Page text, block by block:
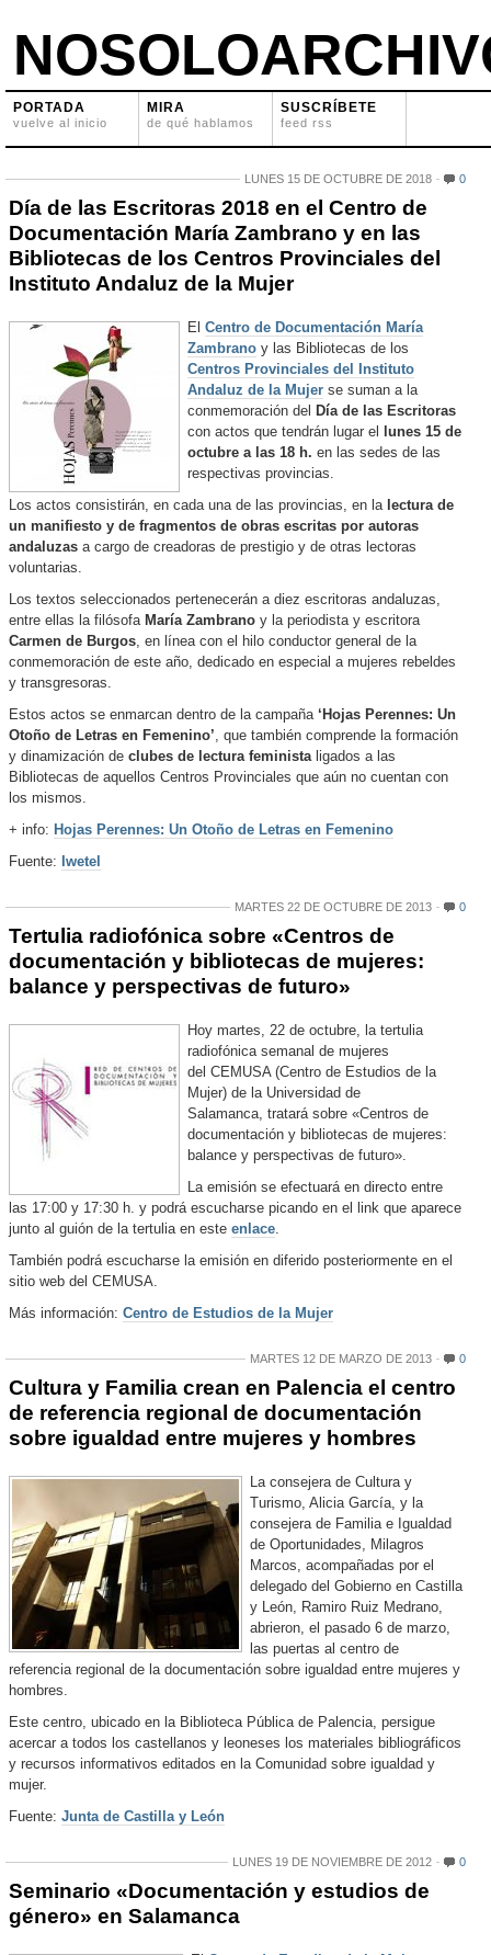
PORTADA
vuelve al inicio
MIRA
de qué hablamos
SUSCRÍBETE
feed rss
LUNES 15 DE OCTUBRE DE 2018 0
Día de las Escritoras 2018 en el Centro de
Documentación María Zambrano y en las
Bibliotecas de los Centros Provinciales del
Instituto Andaluz de la Mujer
El Centro de Documentación María
Zambrano y las Bibliotecas de los
Centros Provinciales del Instituto
Andaluz de la Mujer se suman a la
conmemoración del
Día de las Escritoras
con actos que tendrán lugar el
lunes 15 de
octubre a las 18 h. en las sedes de las
respectivas provincias.
Los actos consistirán, en cada una de las provincias, en la lectura de
un manifiesto y de fragmentos de obras escritas por autoras
andaluzas a cargo de creadoras de prestigio y de otras lectoras
voluntarias.
Los textos seleccionados pertenecerán a diez escritoras andaluzas,
entre ellas la filósofa María Zambrano y la periodista y escritora
Carmen de Burgos, en línea con el hilo conductor general de la
conmemoración de este año, dedicado en especial a mujeres rebeldes
y transgresoras.
Estos actos se enmarcan dentro de la campaña ‘Hojas Perennes: Un
Otoño de Letras en Femenino’, que también comprende la formación
y dinamización de clubes de lectura feministaligados a las
Bibliotecas de aquellos Centros Provinciales que aún no cuentan con
los mismos.
+ info: Hojas Perennes: Un Otoño de Letras en Femenino
Fuente: Iwetel
MARTES 22 DE OCTUBRE DE 2013 0
Tertulia radiofónica sobre «Centros de
documentación y bibliotecas de mujeres:
balance y perspectivas de futuro»
Hoy martes, 22 de octubre, la tertulia
radiofónica semanal de mujeres
del CEMUSA (Centro de Estudios de la
Mujer) de la Universidad de
Salamanca, tratará sobre «Centros de
documentación y bibliotecas de mujeres:
balance y perspectivas de futuro».
La emisión se efectuará en directo entre
las 17:00 y 17:30 h. y podrá escucharse picando en el link que aparece
junto al guión de la tertulia en este enlace.
También podrá escucharse la emisión en diferido posteriormente en el
sitio web del CEMUSA.
Más información: Centro de Estudios de la Mujer
MARTES 12 DE MARZO DE 2013 0
Cultura y Familia crean en Palencia el centro
de referencia regional de documentación
sobre igualdad entre mujeres y hombres
La consejera de Cultura y
Turismo, Alicia García, y la
consejera de Familia e Igualdad
de Oportunidades, Milagros
Marcos, acompañadas por el
delegado del Gobierno en Castilla
y León, Ramiro Ruiz Medrano,
abrieron, el pasado 6 de marzo,
las puertas al centro de
referencia regional de la documentación sobre igualdad entre mujeres y
hombres.
Este centro, ubicado en la Biblioteca Pública de Palencia, persigue
acercar a todos los castellanos y leoneses los materiales bibliográficos
y recursos informativos editados en la Comunidad sobre igualdad y
mujer.
Fuente: Junta de Castilla y León
LUNES 19 DE NOVIEMBRE DE 2012 0
Seminario «Documentación y estudios de
género» en Salamanca